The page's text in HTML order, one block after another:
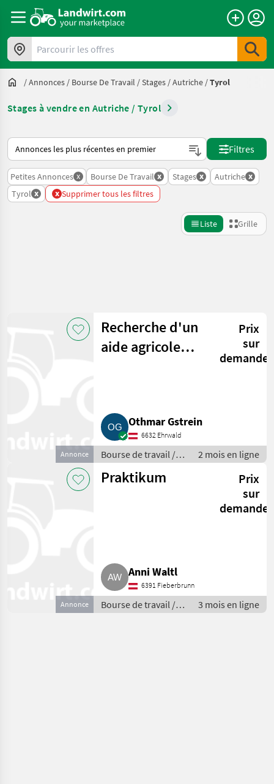
Parcourir les offres
/Annonces / Bourse De Travail /Stages /Autriche /Tyrol
Stages à vendre en Autriche / Tyrol
Voici comment les annonces sont triées sur Landwirt.com
Filtres
Petites Annonces x Bourse De Travail x Stages x Autriche x
Tyrol x x Supprimer tous les filtres
Liste Grille
Catégorie 4 Pays 2 Filtres
Offres des
distributeurs
Petites
annonces
Annonce
Recherche d'un
aide agricole
Prix
sur
demande
Othmar Gstrein
6632 Ehrwald
Bourse de travail /
Stages
2 mois en ligne
Annonce
Praktikum
Prix
sur
demande
Anni Waltl
6391 Fieberbrunn
Bourse de travail /
Stages
3 mois en ligne